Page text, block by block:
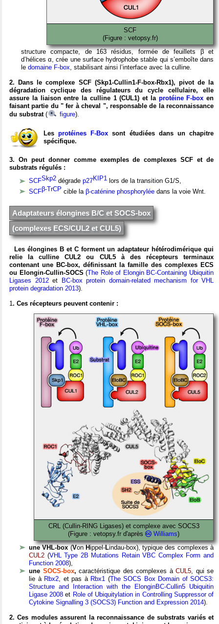
SCF
(Figure : vetopsy.fr)
structure compacte, de 163 résidus, formée de feuillets β et
d’hélices α, crée une surface hydrophobe stable qui s’emboîte dans
le domaine F-box, stabilisant ainsi l’interface avec la culline.
2. Dans le complexe SCF (Skp1-Cullin1-F-box-Rbx1), pivot de la
dégradation cyclique des régulateurs du cycle cellulaire, elle
assure la liaison entre la culline 1 (CUL1) et la protéine F-box en
faisant partie du " fer à cheval ", responsable de la reconnaissance
du substrat( figure).
Les protéines F-Box sont étudiées dans un chapitre
spécifique.
3. On peut donner comme exemples de complexes SCF et de
substrats régulés :
SCFSkp2 dégrade p27KIP1 lors de la transition G1/S,
SCFβ-TrCP cible la β-caténine phosphorylée dans la voie Wnt.
Adaptateurs élongines B/C et SOCS-box
(complexes ECS/CUL2 et CUL5)
Les élongines B et C forment un adaptateur hétérodimérique qui
relie la culline CUL2 ou CUL5 à des récepteurs terminaux
contenant une BC-box, définissant la famille des complexes ECS
ou Elongin-Cullin-SOCS (The Role of Elongin BC-Containing Ubiquitin
Ligases 2012et BC-box protein domain-related mechanism for VHL
protein degradation 2013).
1. Ces récepteurs peuvent contenir :
CRL (Cullin-RING Ligases) et complexe avec SOCS3
(Figure : vetopsy.fr d'après
Williams)
une VHL-box(VonHippel-Lindau-box), typique des complexes à
CUL2 (VHL Type 2B Mutations Retain VBC Complex Form and
Function 2008)
une SOCS-box, caractéristique des complexes à CUL5 , qui se
lie à Rbx2 , et pas à Rbx1 (The SOCS Box Domain of SOCS3:
Structure and Interaction with the ElonginBC-Cullin5 Ubiquitin
Ligase 2008 et Role of Ubiquitylation in Controlling Suppressor of
Cytokine Signalling 3 (SOCS3) Function and Expression 2014).
2. Ces modules assurent la reconnaissance de substrats variés et